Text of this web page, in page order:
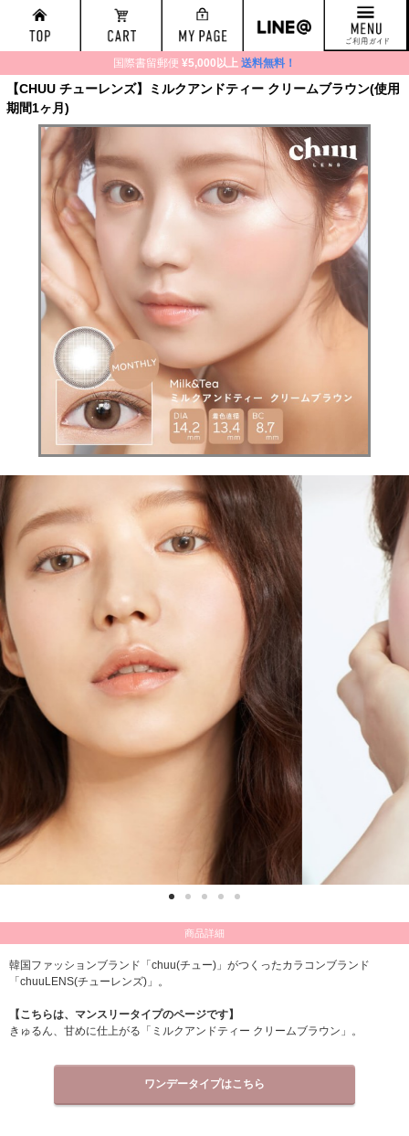
国際書留郵便 ¥5,000以上 送料無料！
【CHUU チューレンズ】ミルクアンドティー クリームブラウン(使用
期間1ヶ月)
商品詳細
韓国ファッションブランド「chuu(チュー)」がつくったカラコンブランド
「chuuLENS(チューレンズ)」。
【こちらは、マンスリータイプのページです】
きゅるん、甘めに仕上がる「ミルクアンドティー クリームブラウン」。
ワンデータイプはこちら